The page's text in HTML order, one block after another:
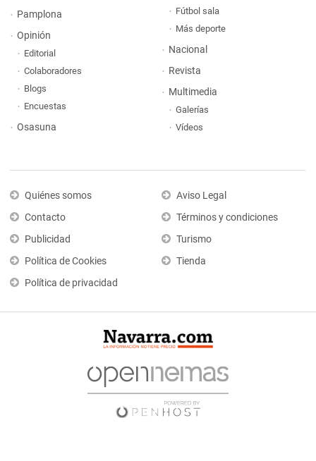
Pamplona
Opinión
Editorial
Colaboradores
Blogs
Encuestas
Osasuna
Fútbol sala
Más deporte
Nacional
Revista
Multimedia
Galerías
Vídeos
Quiénes somos
Contacto
Publicidad
Política de Cookies
Política de privacidad
Aviso Legal
Términos y condiciones
Turismo
Tienda